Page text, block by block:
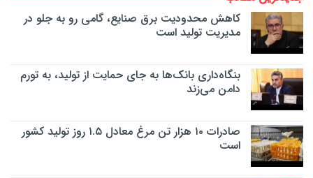
کاهش محدودیت برق صنایع، گامی رو به جلو در
مدیریت تولید است
بنگاه‌داری بانک‌ها به جای حمایت از تولید، به تورم
دامن می‌زند
صادرات ۱۰ هزار تن مرغ معادل ۱.۵ روز تولید کشور
است